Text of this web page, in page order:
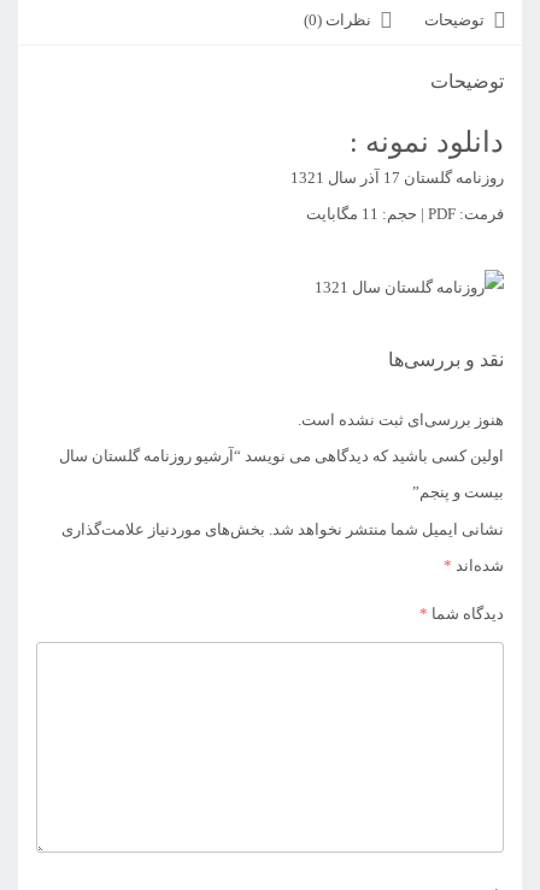
توضیحات نظرات (0)
توضیحات
دانلود نمونه :
روزنامه گلستان 17 آذر سال 1321
فرمت: PDF | حجم: 11 مگابایت
نقد و بررسی‌ها
هنوز بررسی‌ای ثبت نشده است.
اولین کسی باشید که دیدگاهی می نویسد “آرشیو روزنامه گلستان سال
بیست و پنجم”
نشانی ایمیل شما منتشر نخواهد شد. بخش‌های موردنیاز علامت‌گذاری
شده‌اند *
دیدگاه شما *